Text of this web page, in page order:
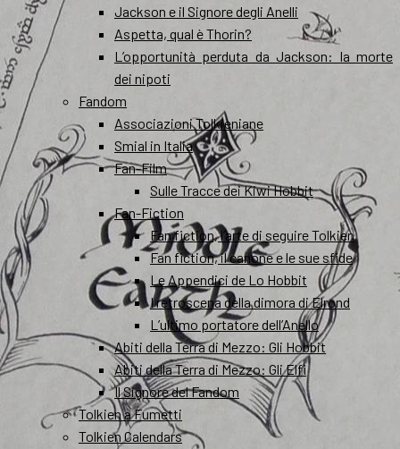
Jackson e il Signore degli Anelli
Aspetta, qual è Thorin?
L’opportunità perduta da Jackson: la morte
dei nipoti
Fandom
Associazioni Tolkieniane
Smial in Italia
Fan-Film
Sulle Tracce dei Kiwi Hobbit
Fan-Fiction
Fan fiction, l’arte di seguire Tolkien
Fan fiction, il canone e le sue sfide
Le Appendici de Lo Hobbit
I retroscena della dimora di Elrond
L’ultimo portatore dell’Anello
Abiti della Terra di Mezzo: Gli Hobbit
Abiti della Terra di Mezzo: Gli Elfi
Il Signore del Fandom
Tolkien a Fumetti
Tolkien Calendars